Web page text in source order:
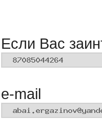
Если Вас
e-mail